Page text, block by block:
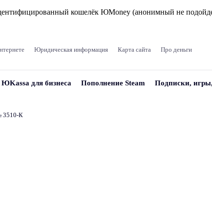
кошелёк ЮMoney (анонимный не
Юридическая информация Карта сайта Про деньги
ЮKassa для бизнеса Пополнение Steam Подписки,
3510‑К